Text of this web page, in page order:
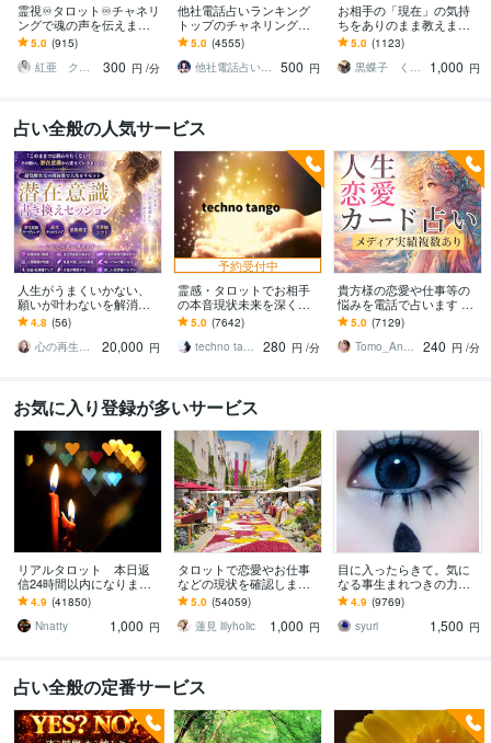
霊視♾️タロット♾️チャネリ
ングで魂の声を伝えます
あなたの折れそうな心に
寄り添い光の道しるべを
お渡しします。
5.0 (915)
紅亜 クレア
300 円 /分
他社電話占いランキング
トップのチャネリングで
視ます 霊感鑑定 どんな恋
愛でもお聞きします。仕
事、人間関係、家庭
5.0 (4555)
他社電話占いランキングトップの実績 来音
500 円
お相手の「現在」の気持
ちをありのまま教えます
本当の想いと心中をリア
ルな言葉で伝えます
5.0 (1123)
黒蝶子 くろちょうこ
1,000 円
占い全般の人気サービス
人生がうまくいかない、
願いが叶わないを解消し
ます 現実を変えるために
努力したのに、自力では
もう無理と感じている
4.8 (56)
心の再生セラピスト YASUKO
20,000 円
予約受付中
霊感・タロットでお相手
の本音現状未来を深く視
ます 恋愛・仕事・家族・
人間関係の本質を見抜き
スピード解決へ
5.0 (7642)
techno tango
280 円 /分
貴方様の恋愛や仕事等の
悩みを電話で占います タ
ロットカード、オラクル
カード、ルノルマンカー
ドを使用します
5.0 (7129)
Tomo_Angel7
240 円 /分
お気に入り登録が多いサービス
リアルタロット 本日返
信24時間以内になります
❤︎タイトルをご確認くださ
い❤︎
4.9 (41850)
Nnatty
1,000 円
タロットで恋愛やお仕事
などの現状を確認します
アドバイスもしっかりお
届けしますので安心して
ください♡
5.0 (54059)
蓮見 lilyholic
1,000 円
目に入ったらきて。気に
なる事生まれつきの力で
視ます 視ましょう恋愛や
仕事などこの先など
4.9 (9769)
syuri
1,500 円
占い全般の定番サービス